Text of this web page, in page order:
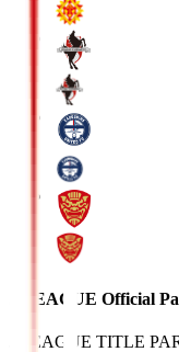
J.LEAGUE Official
J.LEAGUE TITLE